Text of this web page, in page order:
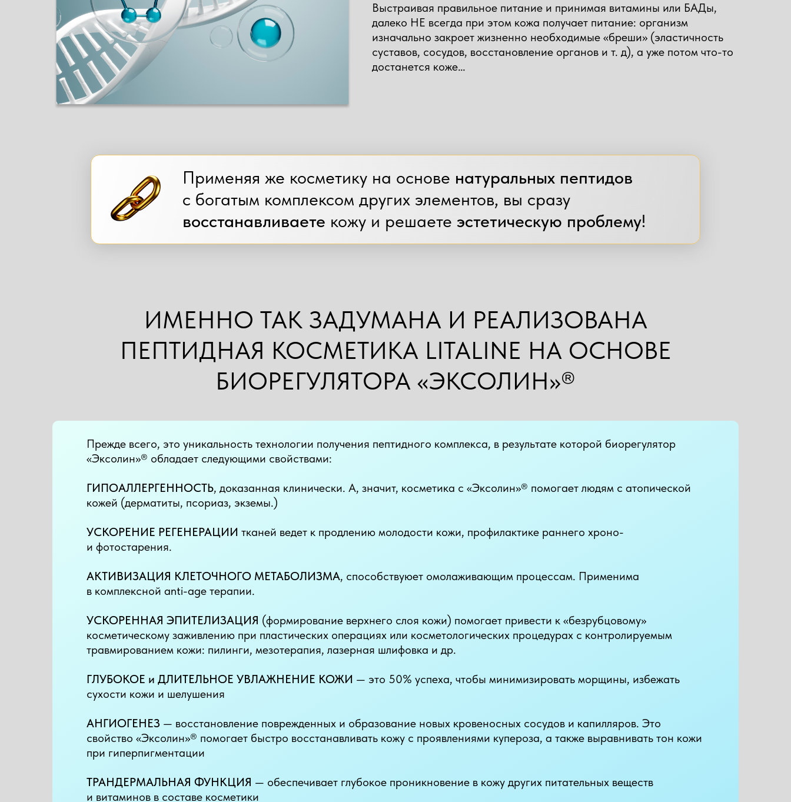
«Эксолин"® — это комплексный гипоаллергенный препарат,
содержащий аминокислоты, пептиды, коллаген, эластин,
уроновые кислоты и полисахариды, макро- и микроэлементы
(подробнее о составе «Эксолин"®
(подробнее о составе «Эксолин»®читать здесь)
Выстраивая правильное питание и принимая витамины или БАДы,
далеко НЕ всегда при этом кожа получает питание: организм
изначально закроет жизненно необходимые «бреши» (эластичность
суставов, сосудов, восстановление органов и т. д), а уже потом что-то
достанется коже…
Применяя же косметику на основе натуральных пептидов
с богатым комплексом других элементов, вы сразу
восстанавливаете кожу и решаете эстетическую проблему!
ИМЕННО ТАК ЗАДУМАНА И РЕАЛИЗОВАНА
ПЕПТИДНАЯ КОСМЕТИКА LITALINE НА ОСНОВЕ
БИОРЕГУЛЯТОРА «ЭКСОЛИН»®
Прежде всего, это уникальность технологии получения пептидного комплекса, в результате которой биорегулятор
«Эксолин»® обладает следующими свойствами:
ГИПОАЛЛЕРГЕННОСТЬ, доказанная клинически. А, значит, косметика с «Эксолин»® помогает людям с атопической
кожей (дерматиты, псориаз, экземы.)
УСКОРЕНИЕ РЕГЕНЕРАЦИИ тканей ведет к продлению молодости кожи, профилактике раннего хроно-
и фотостарения.
АКТИВИЗАЦИЯ КЛЕТОЧНОГО МЕТАБОЛИЗМА, способствуюет омолаживающим процессам. Применима
в комплексной anti-age терапии.
УСКОРЕННАЯ ЭПИТЕЛИЗАЦИЯ (формирование верхнего слоя кожи) помогает привести к «безрубцовому»
косметическому заживлению при пластических операциях или косметологических процедурах с контролируемым
травмированием кожи: пилинги, мезотерапия, лазерная шлифовка и др.
ГЛУБОКОЕ и ДЛИТЕЛЬНОЕ УВЛАЖНЕНИЕ КОЖИ — это 50% успеха, чтобы минимизировать морщины, избежать
сухости кожи и шелушения
АНГИОГЕНЕЗ — восстановление поврежденных и образование новых кровеносных сосудов и капилляров. Это
свойство «Эксолин»® помогает быстро восстанавливать кожу с проявлениями купероза, а также выравнивать тон кожи
при гиперпигментации
ТРАНДЕРМАЛЬНАЯ ФУНКЦИЯ — обеспечивает глубокое проникновение в кожу других питательных веществ
и витаминов в составе косметики